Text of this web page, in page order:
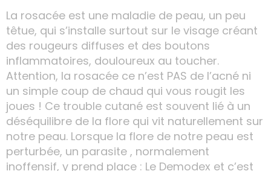
La rosacée est une maladie de peau, un peu
têtue, qui s’installe surtout sur le visage créant
des rougeurs diffuses et des boutons
inflammatoires, douloureux au toucher.
Attention, la rosacée ce n’est PAS de l’acné ni
un simple coup de chaud qui vous rougit les
joues ! Ce trouble cutané est souvent lié à un
déséquilibre de la flore qui vit naturellement sur
notre peau. Lorsque la flore de notre peau est
perturbée, un parasite , normalement
inoffensif, y prend place : Le Demodex et c’est